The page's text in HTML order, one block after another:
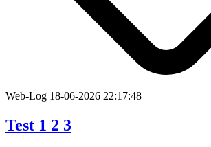
Web-Log 18-06-2026 22:17:48
Test 1 2 3